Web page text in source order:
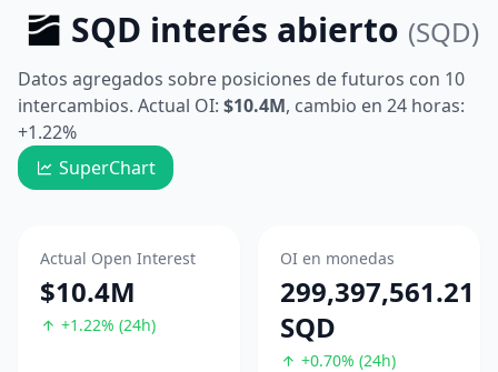
SQD interés abierto (SQD)
Datos agregados sobre posiciones de futuros con 10
intercambios. Actual OI: $10.4M, cambio en 24 horas:
+1.22%
SuperChart
Actual Open Interest
$10.4M
+1.22% (24h)
OI en monedas
299,397,561.21
SQD
+0.70% (24h)